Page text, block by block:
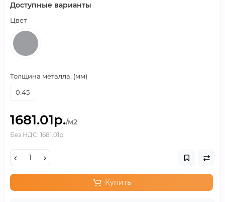
Доступные варианты
Цвет
Толщина металла, (мм)
0.45
1681.01р./м2
Без НДС: 1681.01р.
Купить